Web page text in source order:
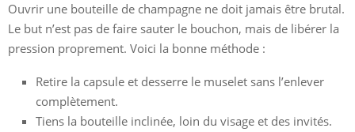
Ouvrir une bouteille de champagne ne doit jamais être brutal.
Le but n’est pas de faire sauter le bouchon, mais de libérer la
pression proprement. Voici la bonne méthode :
Retire la capsule et desserre le muselet sans l’enlever
complètement.
Tiens la bouteille inclinée, loin du visage et des invités.